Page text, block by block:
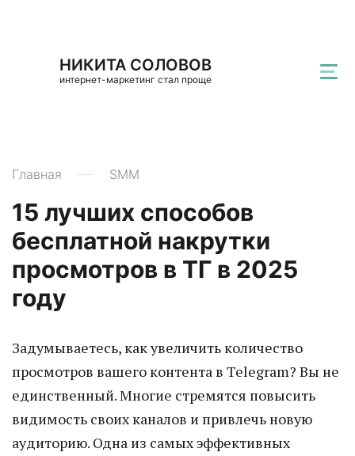
НИКИТА СОЛОВОВ
интернет-маркетинг стал проще
Главная SMM
15 лучших способов
бесплатной накрутки
просмотров в ТГ в 2025
году
Задумываетесь, как увеличить количество
просмотров вашего контента в Telegram? Вы не
единственный. Многие стремятся повысить
видимость своих каналов и привлечь новую
аудиторию. Одна из самых эффективных